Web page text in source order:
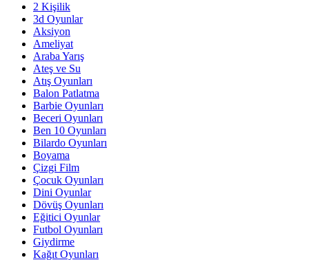
2 Kişilik
3d Oyunlar
Aksiyon
Ameliyat
Araba Yarış
Ateş ve Su
Atış Oyunları
Balon Patlatma
Barbie Oyunları
Beceri Oyunları
Ben 10 Oyunları
Bilardo Oyunları
Boyama
Çizgi Film
Çocuk Oyunları
Dini Oyunlar
Dövüş Oyunları
Eğitici Oyunlar
Futbol Oyunları
Giydirme
Kağıt Oyunları